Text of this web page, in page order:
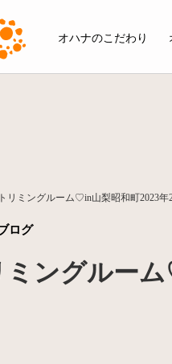
オハナのこだわり
リミングルーム♡in山梨昭和町2023年
ログ
ングルー